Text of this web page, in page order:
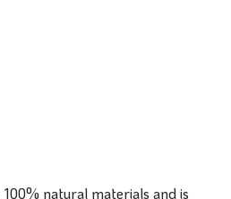
natural materials and is